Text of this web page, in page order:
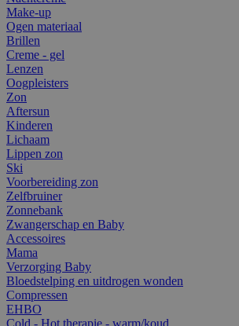
Make-up
Ogen materiaal
Brillen
Creme - gel
Lenzen
Oogpleisters
Zon
Aftersun
Kinderen
Lichaam
Lippen zon
Ski
Voorbereiding zon
Zelfbruiner
Zonnebank
Zwangerschap en Baby
Accessoires
Mama
Verzorging Baby
Bloedstelping en uitdrogen wonden
Compressen
EHBO
Cold - Hot therapie - warm/koud